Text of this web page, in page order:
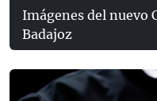
Imágenes del nuevo
Badajoz